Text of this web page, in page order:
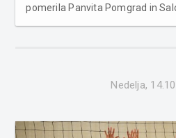
pomerila Panvita Pomgrad in
Nedelja,